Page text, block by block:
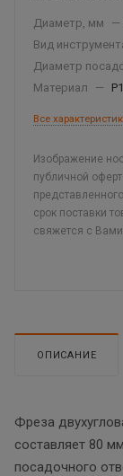
Диаметр, мм —
Вид
Диаметр
Материал
—
Все
Изображение
публичной
срок поставки
свяжется с
ОПИСАНИЕ
Фреза
составляет 80
посадочного